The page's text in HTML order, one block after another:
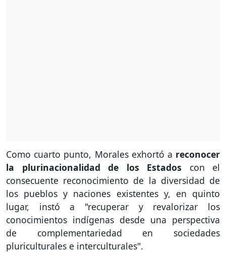
Como cuarto punto, Morales exhortó a reconocer
la plurinacionalidad de los Estados con el
consecuente reconocimiento de la diversidad de
los pueblos y naciones existentes y, en quinto
lugar, instó a "recuperar y revalorizar los
conocimientos indígenas desde una perspectiva
de complementariedad en sociedades
pluriculturales e interculturales".